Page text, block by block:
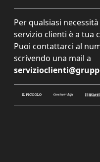
Per qualsiasi
servizio clienti è a tua
Puoi contattarci al
scrivendo una mail a